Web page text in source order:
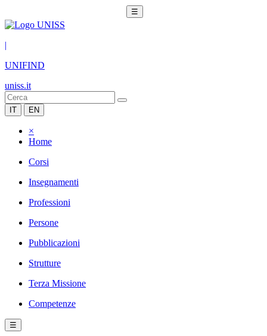
☰
|
UNIFIND
uniss.it
IT EN
×
Home
Corsi
Insegnamenti
Professioni
Persone
Pubblicazioni
Strutture
Terza Missione
Competenze
☰